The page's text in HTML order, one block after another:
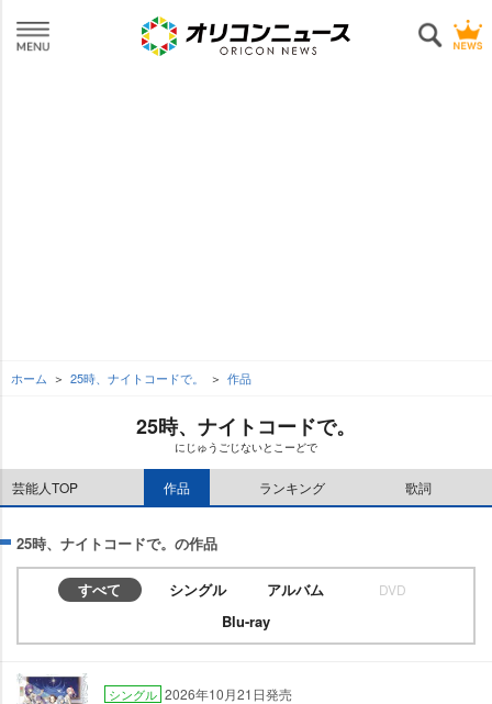
ホーム 25時、ナイトコードで。 作品
25時、ナイトコードで。
にじゅうごじないとこーどで
芸能人TOP 作品 ランキング 歌詞
25時、ナイトコードで。の作品
すべて シングル アルバム DVD
Blu-ray
シングル 2026年10月21日発売